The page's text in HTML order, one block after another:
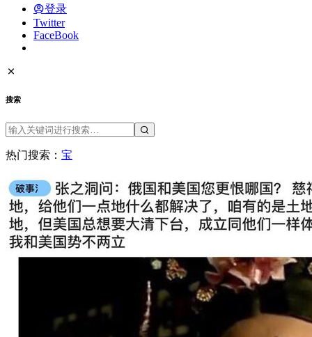
登录
Twitter
FaceBook
搜索
热门搜索： 宝